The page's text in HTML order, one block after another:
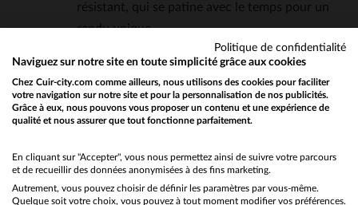
résistant, qui se patine avec le temps pour un
rendu unique.
Coupe: droite et regular, adaptée à toutes les
morphologies, pour un confort optimal au
quotidien.
Style: intemporel et polyvalent, inspiré des
chic ou décontracté.
Saison: parfait pour l’automne et l’hiver, grâce
à sa matière chaude et isolante.
Would you like to be redirected to our English site?
No
Yes
Politique de confidentialité
Naviguez sur notre site en toute simplicité grâce aux cookies
Chez Cuir-city.com comme ailleurs, nous utilisons des cookies pour faciliter
votre navigation sur notre site et pour la personnalisation de nos publicités.
Grâce à eux, nous pouvons vous proposer un contenu et une expérience de
qualité et nous assurer que tout fonctionne parfaitement.
En cliquant sur "Accepter", vous nous permettez ainsi de suivre votre parcours
et de recueillir des données anonymisées à des fins marketing.
Autrement, vous pouvez choisir de définir les paramètres par vous-même.
Quelque soit votre choix, vous pouvez à tout moment modifier vos préférences.